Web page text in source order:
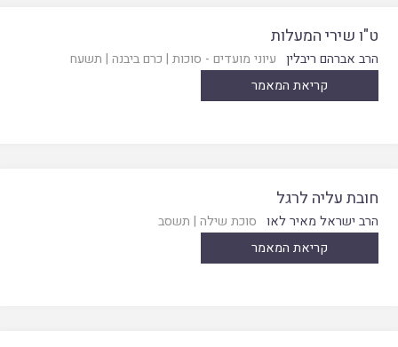
ט"ו שירי המעלות
הרב אברהם ריבלין עיוני מועדים - סוכות | כרם ביבנה | תשעח
קריאת המאמר
חובת עליה לרגל
הרב ישראל מאיר לאו סוכת שילה | תשסב
קריאת המאמר